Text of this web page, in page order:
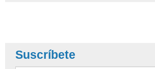
Suscríbete